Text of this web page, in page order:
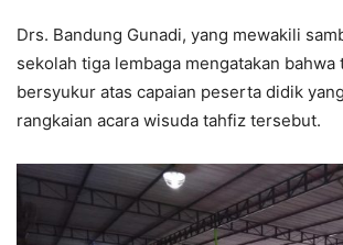
Drs. Bandung Gunadi, yang mewakili
sekolah tiga lembaga mengatakan bahwa
bersyukur atas capaian peserta didik
rangkaian acara wisuda tahfiz tersebut.